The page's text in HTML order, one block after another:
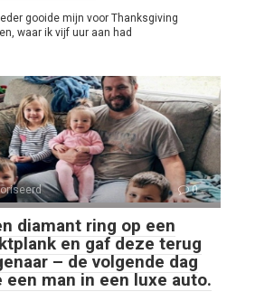
gooide mijn voor Thanksgiving
waar ik vijf uur aan had
0
diamant ring op een
en gaf deze terug
– de volgende dag
een man in een luxe auto.